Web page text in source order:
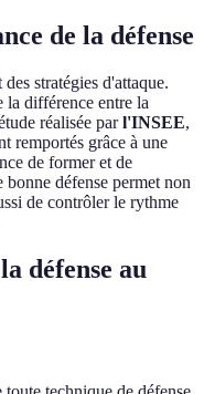
de la défense
stratégies d'attaque.
la différence entre la
réalisée parl'INSEE,
remportés grâce à une
de former et de
défense permet non
de contrôler le rythme
défense au